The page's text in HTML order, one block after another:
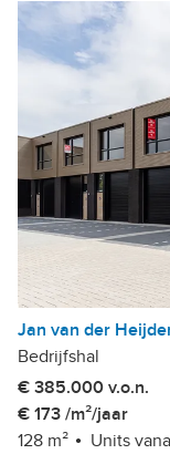
Jan van der
Bedrijfshal
€ 385.000 v.o.n.
€ 173 /m²/jaar
128 m²
Units